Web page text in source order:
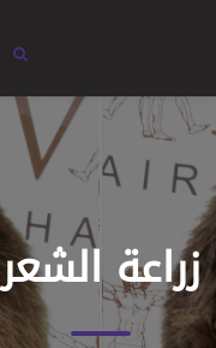
زراعة الشعر